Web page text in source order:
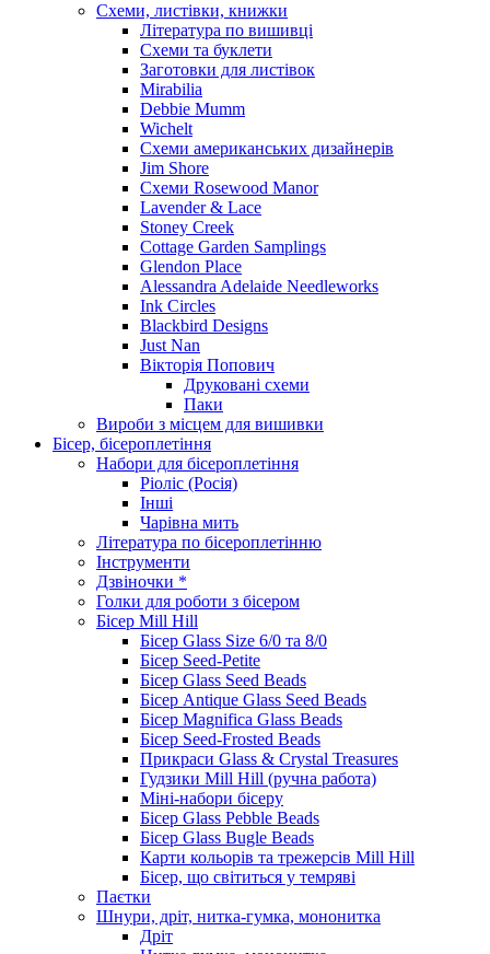
Схеми, листівки, книжки
Література по вишивці
Схеми та буклети
Заготовки для листівок
Mirabilia
Debbie Mumm
Wichelt
Схеми американських дизайнерів
Jim Shore
Cхеми Rosewood Manor
Lavender & Lace
Stoney Creek
Cottage Garden Samplings
Glendon Place
Alessandra Adelaide Needleworks
Ink Circles
Blackbird Designs
Just Nan
Вікторія Попович
Друковані схеми
Паки
Вироби з місцем для вишивки
Бісер, бісероплетіння
Набори для бісероплетіння
Ріоліс (Росія)
Інші
Чарівна мить
Література по бісероплетінню
Інструменти
Дзвіночки *
Голки для роботи з бісером
Бісер Mill Hill
Бісер Glass Size 6/0 та 8/0
Бісер Seed-Petite
Бісер Glass Seed Beads
Бісер Antique Glass Seed Beads
Бісер Magnifica Glass Beads
Бісер Seed-Frosted Beads
Прикраси Glass & Crystal Treasures
Гудзики Mill Hill (ручна работа)
Міні-набори бісеру
Бісер Glass Pebble Beads
Бісер Glass Bugle Beads
Карти кольорів та трежерсів Mill Hill
Бісер, що світиться у темряві
Паєтки
Шнури, дріт, нитка-гумка, мононитка
Дріт